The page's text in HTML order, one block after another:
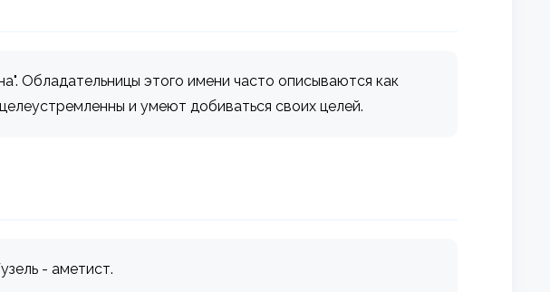
Обладательницы этого имени часто описываются как
и умеют добиваться своих целей.
- аметист.